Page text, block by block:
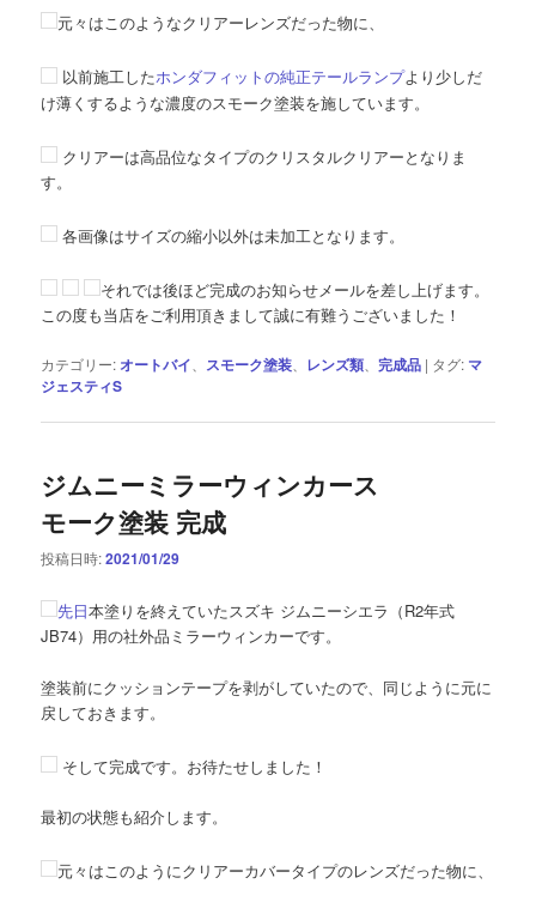
元々はこのようなクリアーレンズだった物に、
以前施工したホンダフィットの純正テールランプより少しだ
け薄くするような濃度のスモーク塗装を施しています。
クリアーは高品位なタイプのクリスタルクリアーとなりま
す。
各画像はサイズの縮小以外は未加工となります。
それでは後ほど完成のお知らせメールを差し上げます。
この度も当店をご利用頂きまして誠に有難うございました！
カテゴリー: オートバイ スモーク塗装 レンズ類 、完成品 | タグ: マ
ジェスティS
ジムニーミラーウィンカース
モーク塗装 完成
投稿日時:2021/01/29
先日本塗りを終えていたスズキ ジムニーシエラ（R2年式
JB74）用の社外品ミラーウィンカーです。
塗装前にクッションテープを剥がしていたので、同じように元に
戻しておきます。
そして完成です。お待たせしました！
最初の状態も紹介します。
元々はこのようにクリアーカバータイプのレンズだった物に、